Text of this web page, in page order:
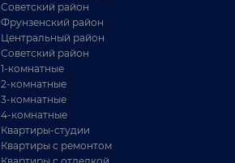
Советский район
Фрунзенский район
Центральный район
Советский район
1-комнатные
2-комнатные
3-комнатные
4-комнатные
Квартиры-студии
Квартиры с ремонтом